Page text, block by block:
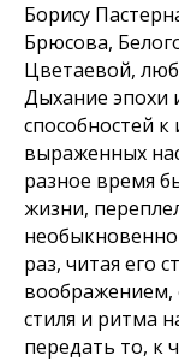
Борису
Брюсова,
Цветаевой,
Дыхание эпохи
способностей
выраженных
разное время
жизни,
раз, читая его
воображением,
стиля и ритма
передать то, к